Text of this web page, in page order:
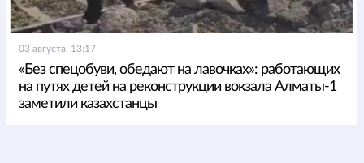
03 августа, 13:17
«Без спецобуви, обедают на лавочках»: работающих
на путях детей на реконструкции вокзала Алматы-1
заметили казахстанцы